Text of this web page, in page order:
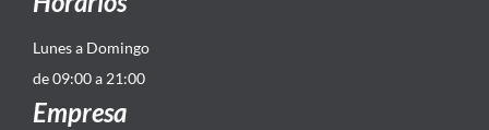
Lunes a Domingo
de 09:00 a 21:00
Empresa